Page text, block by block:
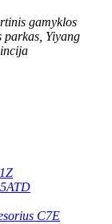
gamyklos
parkas, Yiyang
C7E